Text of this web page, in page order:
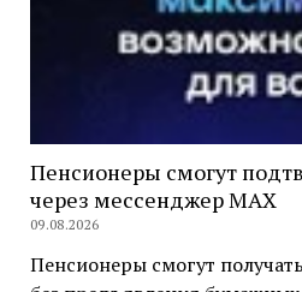
Пенсионеры смогут
через мессенджер MAX
09.08.2026
Пенсионеры смогут